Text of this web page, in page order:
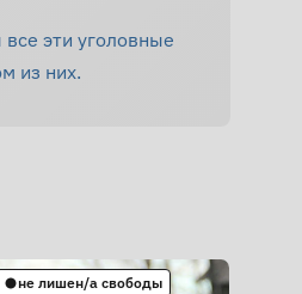
эти уголовные
из них.
не лишен/а свободы